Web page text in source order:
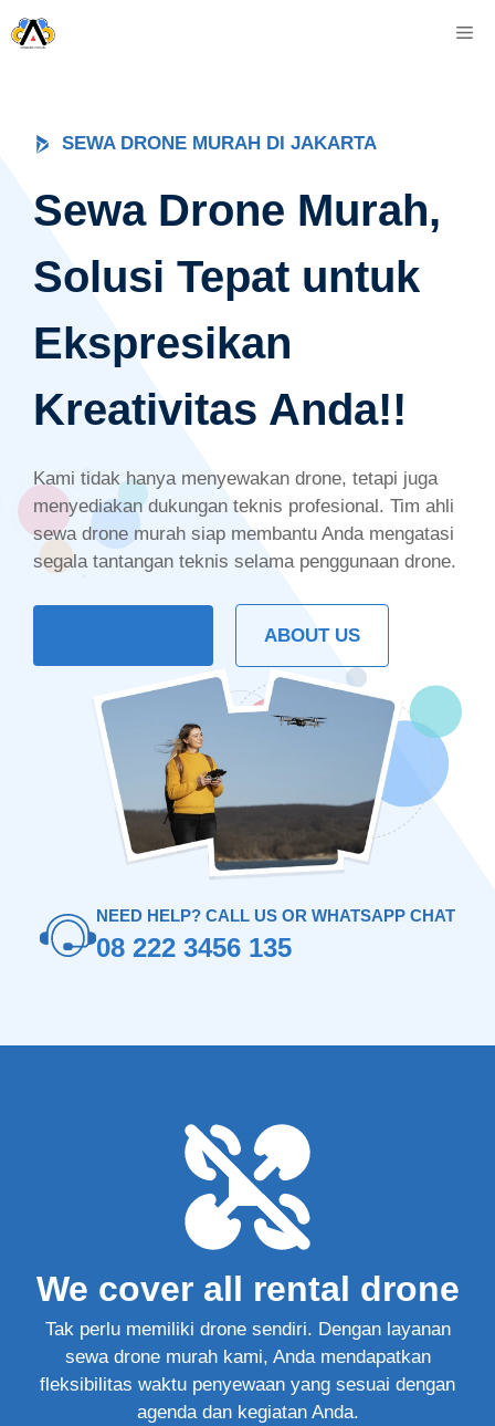
Skip
to
SEWA DRONE MURAH DI JAKARTA
Sewa Drone Murah,
Solusi Tepat untuk
Ekspresikan
Kreativitas Anda!!
Kami tidak hanya menyewakan drone, tetapi juga
menyediakan dukungan teknis profesional. Tim ahli
sewa drone murah siap membantu Anda mengatasi
segala tantangan teknis selama penggunaan drone.
ABOUT US
NEED HELP? CALL US OR WHATSAPP CHAT
08 222 3456 135
We cover all rental drone
Tak perlu memiliki drone sendiri. Dengan layanan
sewa drone murah kami, Anda mendapatkan
fleksibilitas waktu penyewaan yang sesuai dengan
agenda dan kegiatan Anda.